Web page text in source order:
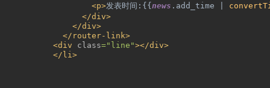
<p>发表时间 :{{ news .add_time |
</div>
</div>
</router-link>
<div class="line"></div>
</li>